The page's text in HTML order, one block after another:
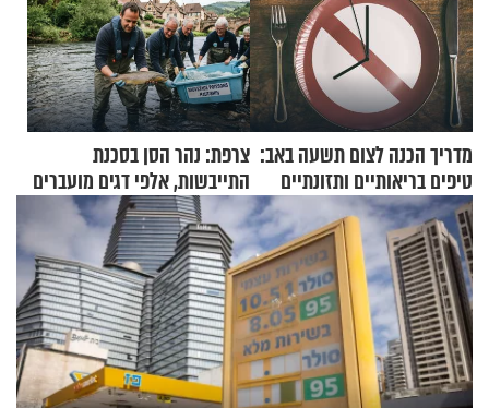
מדריך הכנה לצום תשעה באב:
טיפים בריאותיים ותזונתיים
לשמירה על הגוף
צרפת: נהר הסן בסכנת
התייבשות, אלפי דגים מועברים
במבצעי חילוץ